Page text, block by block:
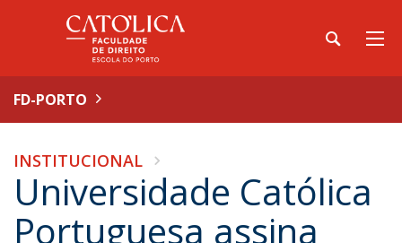
FD-PORTO
INSTITUCIONAL
Universidade Católica
Portuguesa assina